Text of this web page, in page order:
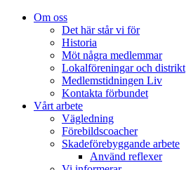
Om oss
Det här står vi för
Historia
Möt några medlemmar
Lokalföreningar och distrikt
Medlemstidningen Liv
Kontakta förbundet
Vårt arbete
Vägledning
Förebildscoacher
Skadeförebyggande arbete
Använd reflexer